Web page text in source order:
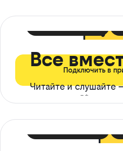
Все
Читайте и слушайте
ограничений*
Подключить в